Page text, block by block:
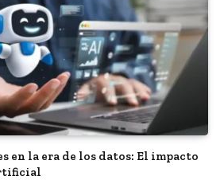
en la era de los datos: El impacto